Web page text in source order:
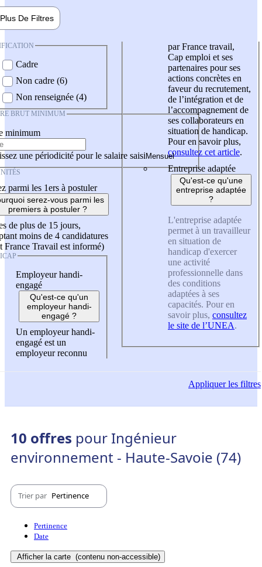
Plus De Filtres
Cadre
Non cadre (6)
Non renseignée (4)
BRUT MINIMUM
minimum
une périodicité pour le salaire saisi
parmi les 1ers à postuler
serez-vous parmi les
premiers à postuler ?
de plus de 15 jours,
moins de 4 candidatures
France Travail est informé)
Employeur handi-
engagé
Qu'est-ce qu'un
employeur handi-
engagé ?
Un employeur handi-
engagé est un
employeur reconnu
par France travail,
Cap emploi et ses
partenaires pour ses
actions concrètes en
faveur du recrutement,
de l’intégration et de
l’accompagnement de
ses collaborateurs en
situation de handicap.
Pour en savoir plus,
consultez cet article.
Entreprise adaptée
Qu'est-ce qu'une
entreprise adaptée
?
L'entreprise adaptée
permet à un travailleur
en situation de
handicap d'exercer
une activité
professionnelle dans
des conditions
adaptées à ses
capacités. Pour en
savoir plus, consultez
le site de l’UNEA.
Appliquerles filtres
10 offres pour Ingénieur
environnement - Haute-Savoie (74)
Trier par Pertinence
Pertinence
Date
Afficher la carte (contenu non-accessible)